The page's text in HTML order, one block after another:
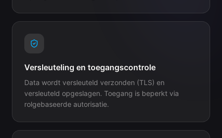
Versleuteling en toegangscontrole
Data wordt versleuteld verzonden (TLS) en
versleuteld opgeslagen. Toegang is beperkt via
rolgebaseerde autorisatie.